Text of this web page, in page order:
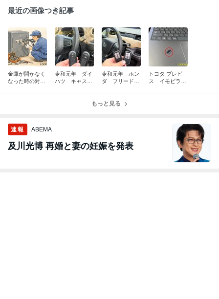
最近の画像つき記事
金庫が開かなく
なった時の対処
令和元年 ダイ
ハツ キャス
令和元年 ホン
ダ フリード
鍵屋
トヨタ ブレビ
ス イモビライ
もっと見る
速報 ABEMA
及川光博 再婚と妻の妊娠を発表